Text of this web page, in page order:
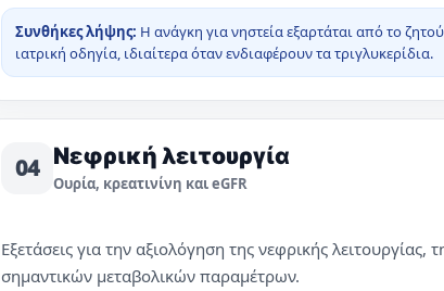
Συνθήκες λήψης: Η ανάγκη για νηστεία εξαρτάται από το
ιατρική οδηγία, ιδιαίτερα όταν ενδιαφέρουν τα τριγλυκερίδια.
04 Νεφρική λειτουργία
Ουρία, κρεατινίνη και eGFR
Εξετάσεις για την αξιολόγηση της νεφρικής λειτουργίας,
σημαντικών μεταβολικών παραμέτρων.